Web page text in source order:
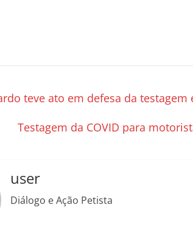
teve ato em defesa da testagem
Testagem da COVID para
user
Diálogo e Ação Petista